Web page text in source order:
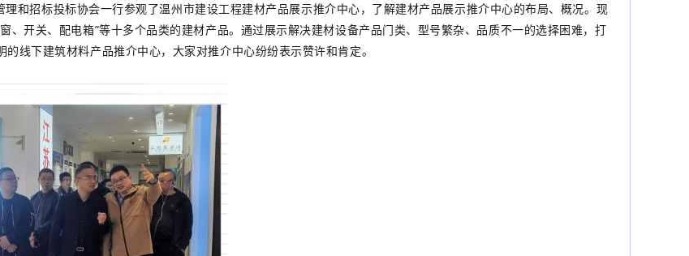
和招标投标协会一行参观了温州市建设工程建材产品展示推介中心，了解建材产品展示推介中心的布局、概况。现
、开关、配电箱”等十多个品类的建材产品。通过展示解决建材设备产品门类、型号繁杂、品质不一的选择困难，打
线下建筑材料产品推介中心，大家对推介中心纷纷表示赞许和肯定。